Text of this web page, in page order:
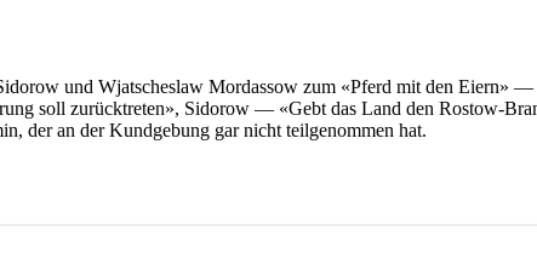
und Wjatscheslaw Mordassow zum «Pferd mit den Eiern»
soll zurücktreten», Sidorow — «Gebt das Land den Rostow-
der an der Kundgebung gar nicht teilgenommen hat.